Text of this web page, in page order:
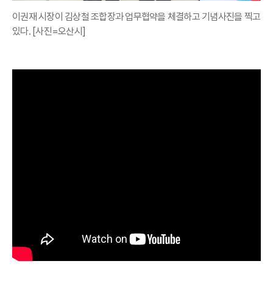
이권재 시장이 김상철 조합장과 업무협약을 체결하고 기념사진을 찍고
있다. [사진=오산시]